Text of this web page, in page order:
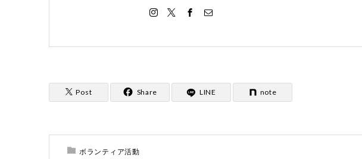
Post Share LINE note
ボランティア活動